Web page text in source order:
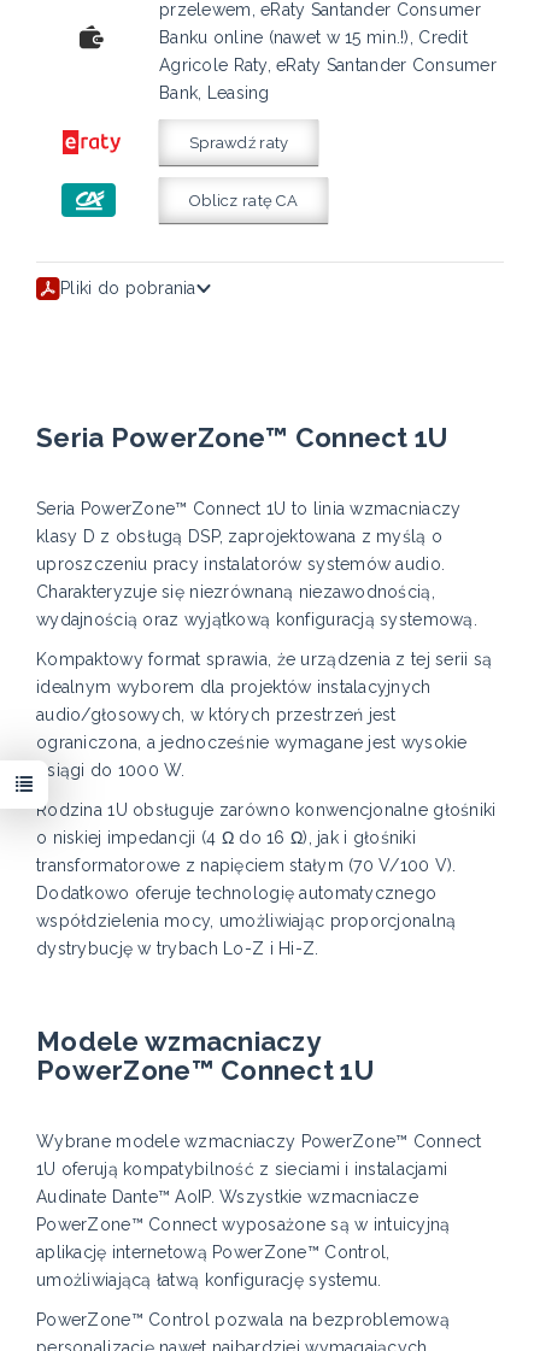
przelewem, eRaty Santander Consumer
Banku online (nawet w 15 min.!), Credit
Agricole Raty, eRaty Santander Consumer
Bank, Leasing
Sprawdź raty
Oblicz ratę CA
Pliki do pobrania
Seria PowerZone™ Connect 1U
Seria PowerZone™ Connect 1U to linia wzmacniaczy
klasy D z obsługą DSP, zaprojektowana z myślą o
uproszczeniu pracy instalatorów systemów audio.
Charakteryzuje się niezrównaną niezawodnością,
wydajnością oraz wyjątkową konfiguracją systemową.
Kompaktowy format sprawia, że urządzenia z tej serii są
idealnym wyborem dla projektów instalacyjnych
audio/głosowych, w których przestrzeń jest
ograniczona, a jednocześnie wymagane jest wysokie
osiągi do 1000 W.
Rodzina 1U obsługuje zarówno konwencjonalne głośniki
o niskiej impedancji (4 Ω do 16 Ω), jak i głośniki
transformatorowe z napięciem stałym (70 V/100 V).
Dodatkowo oferuje technologię automatycznego
współdzielenia mocy, umożliwiając proporcjonalną
dystrybucję w trybach Lo-Z i Hi-Z.
Modele wzmacniaczy
PowerZone™ Connect 1U
Wybrane modele wzmacniaczy PowerZone™ Connect
1U oferują kompatybilność z sieciami i instalacjami
Audinate Dante™ AoIP. Wszystkie wzmacniacze
PowerZone™ Connect wyposażone są w intuicyjną
aplikację internetową PowerZone™ Control,
umożliwiającą łatwą konfigurację systemu.
PowerZone™ Control pozwala na bezproblemową
personalizację nawet najbardziej wymagających